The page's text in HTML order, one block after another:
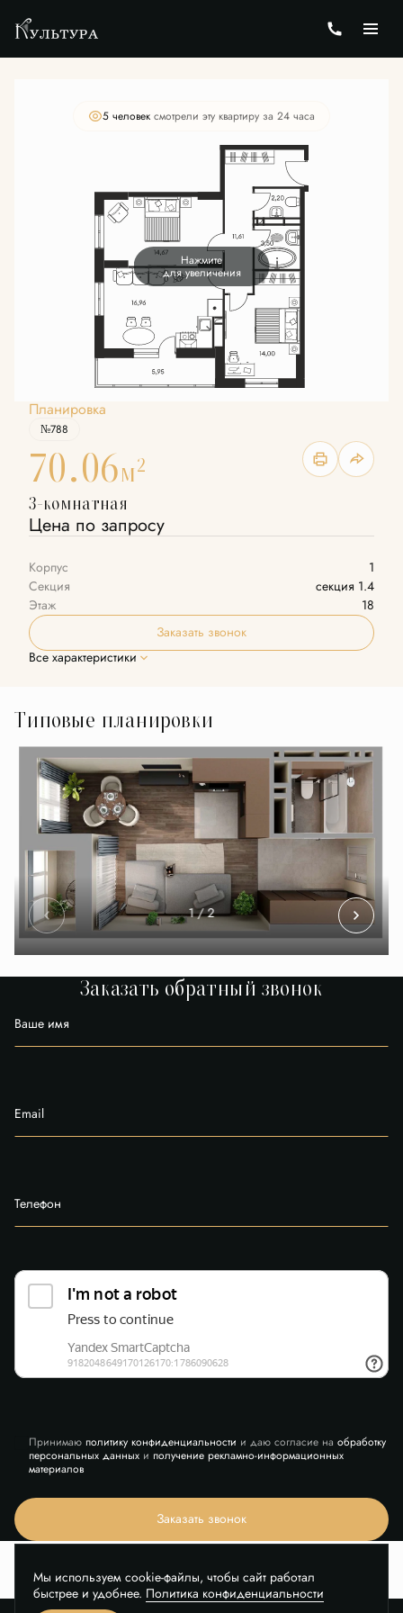
3-комнатная Цена по запросу
5 человек смотрели эту квартиру за 24 часа
Нажмите
для увеличения
Планировка
№788
70.06м2
3-комнатная
Цена по запросу
Корпус
1
Секция
секция 1.4
Этаж
18
Заказать звонок
Все характеристики
Типовые планировки
1 / 2
Заказать обратный звонок
Ваше имя
Email
Телефон
Принимаю политику конфиденциальности и даю согласие на обработку
персональных данныхи получение рекламно-информационных
материалов
Заказать звонок
Мы используем cookie-файлы, чтобы сайт работал
быстрее и удобнее. Политика конфиденциальности